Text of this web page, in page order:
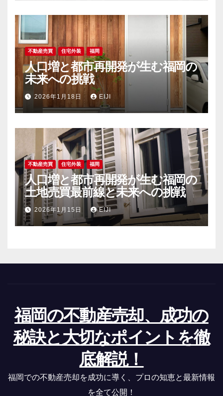
不動産売買 住宅外装 福岡
人口増と都市再開発が生む福岡の
未来への挑戦
2026年1月18日 EIJI
不動産売買 住宅外装 福岡
人口増と都市再開発が生む福岡の
土地売買最前線と未来への挑戦
2026年1月15日 EIJI
福岡の不動産売却、成功の
秘訣と大切なポイントを徹
底解説！
福岡での不動産売却を成功に導く、プロの知恵と最新情報
を全て公開！